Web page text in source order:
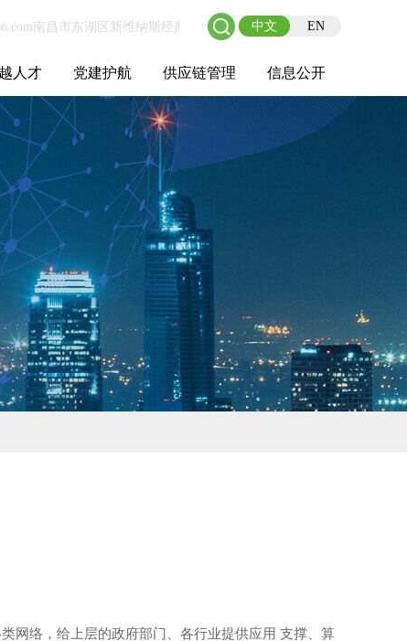
中文 EN
人才
才理念
业成长
园招聘
会招聘
工作站
聘动态
党建护航 供应链管理
供应链介绍
供应链合作
信息公开
基本信息
管理架构
人事薪酬
经营成果
重大事项
网络，给上层的政府部门、各行业提供应用 支撑、算